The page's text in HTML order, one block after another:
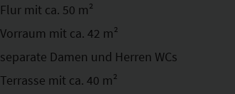
Flur mit ca. 50 m²
Vorraum mit ca. 42 m²
separate Damen und Herren WCs
Terrasse mit ca. 40 m²